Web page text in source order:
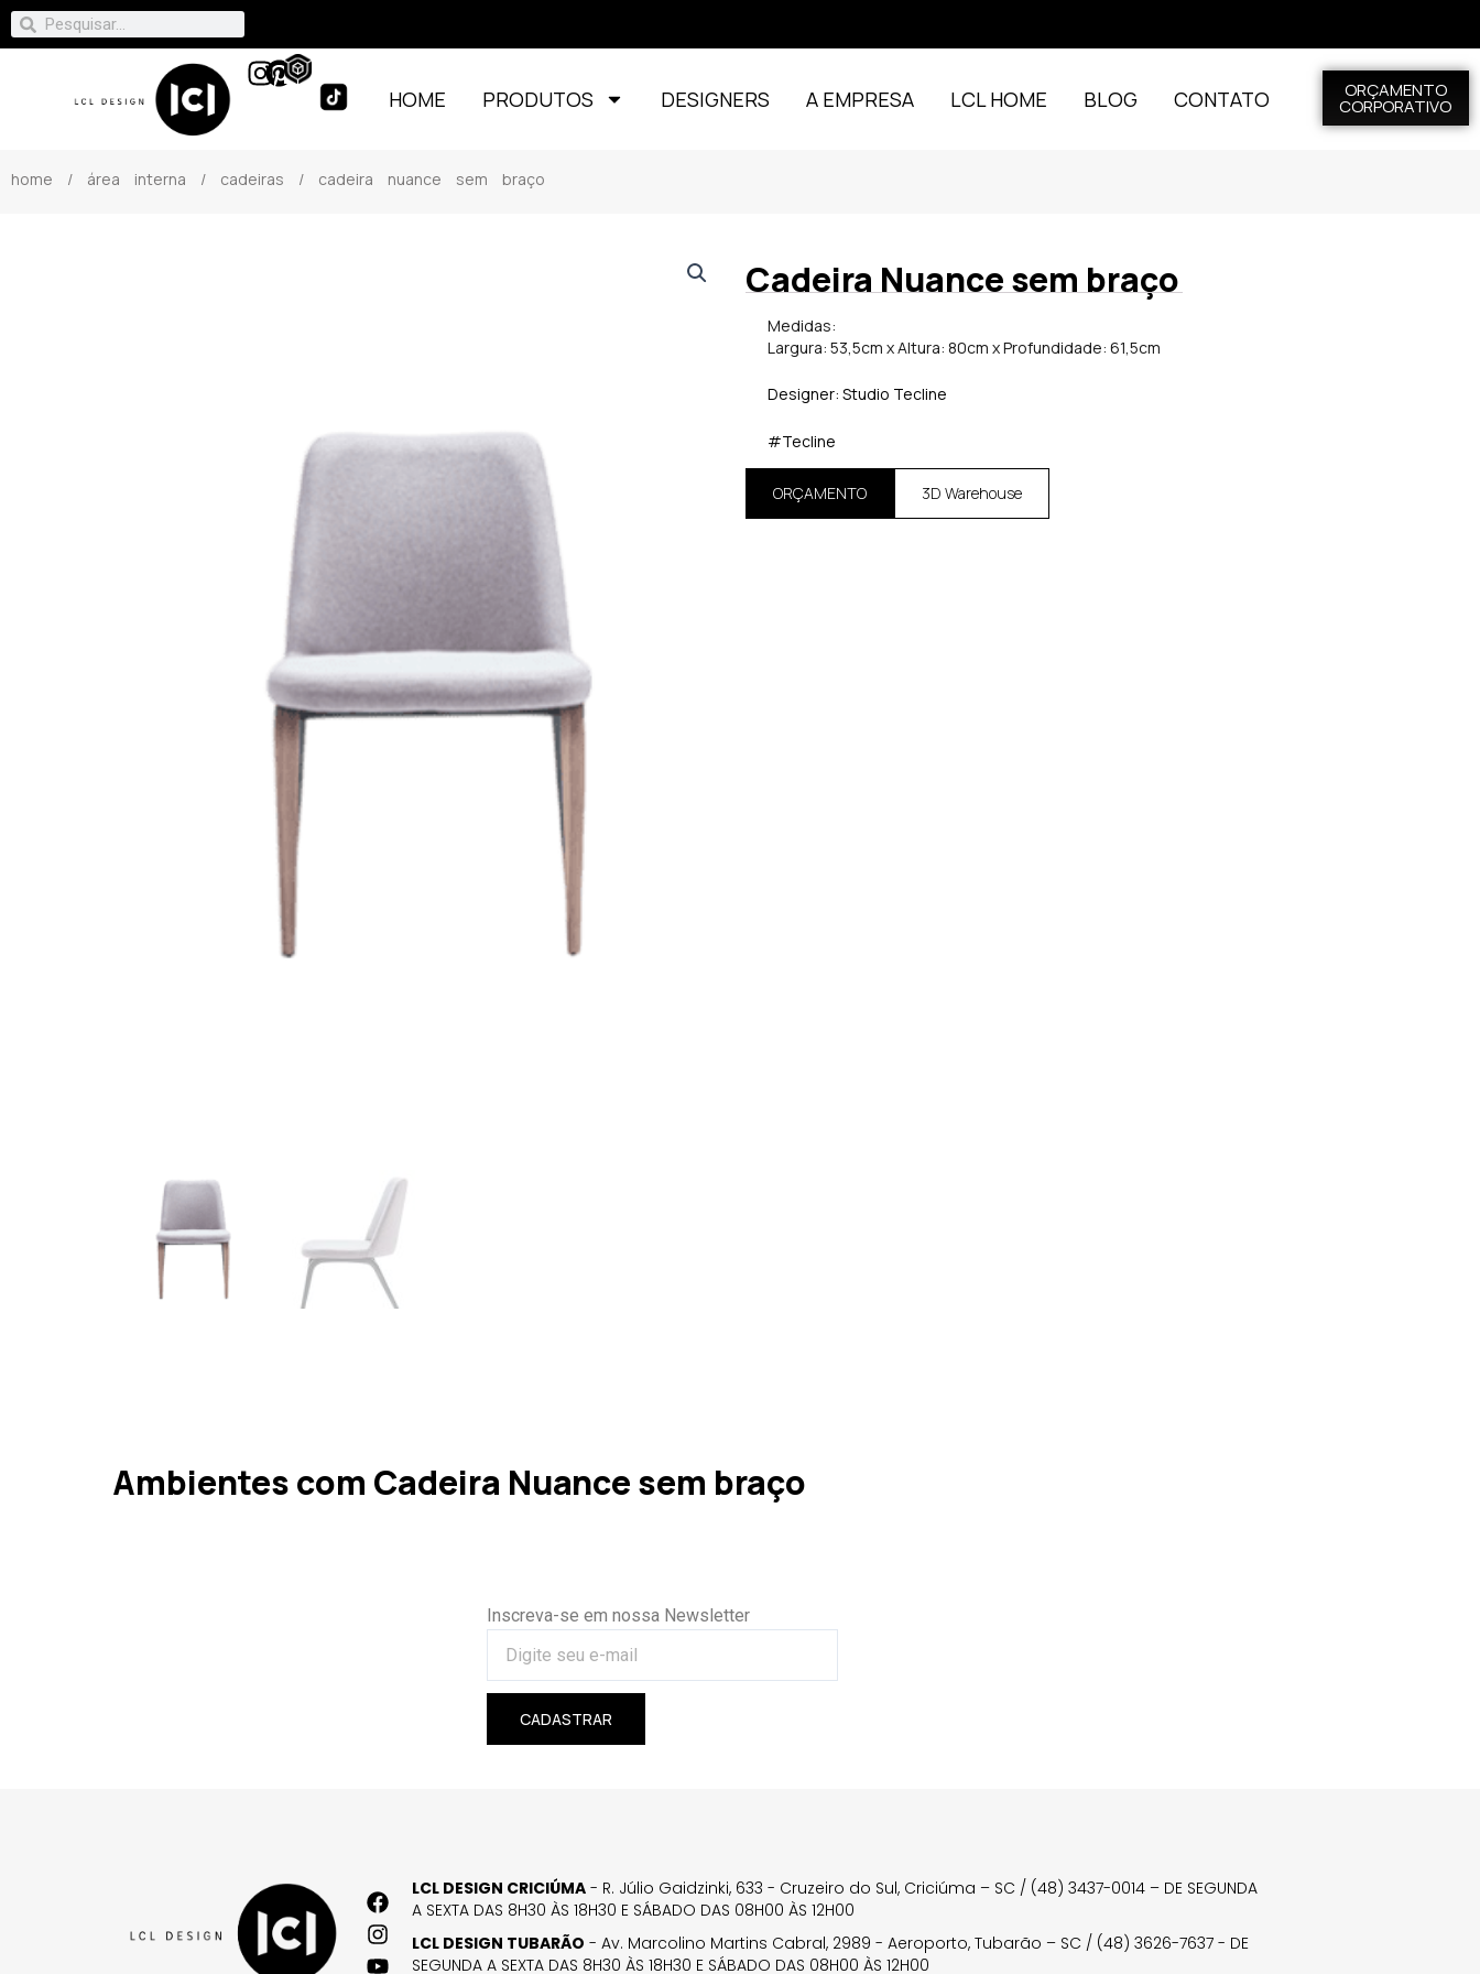
HOME PRODUTOS DESIGNERS A EMPRESA LCL HOME BLOG CONTATO ORÇAMENTO
CORPORATIVO
home / área interna / cadeiras / cadeira nuance sem braço
Cadeira Nuance sem braço
Medidas:
Largura: 53,5cm x Altura: 80cm x Profundidade: 61,5cm
Designer: Studio Tecline
#Tecline
ORÇAMENTO 3D Warehouse
Ambientes com Cadeira Nuance sem braço
Inscreva-se em nossa Newsletter
CADASTRAR
LCL DESIGN CRICIÚMA - R. Júlio Gaidzinki, 633 - Cruzeiro do Sul, Criciúma – SC / (48) 3437-0014 – DE SEGUNDA
A SEXTA DAS 8H30 ÀS 18H30 E SÁBADO DAS 08H00 ÀS 12H00
LCL DESIGN TUBARÃO - Av. Marcolino Martins Cabral, 2989 - Aeroporto, Tubarão – SC / (48) 3626-7637 - DE
SEGUNDA A SEXTA DAS 8H30 ÀS 18H30 E SÁBADO DAS 08H00 ÀS 12H00